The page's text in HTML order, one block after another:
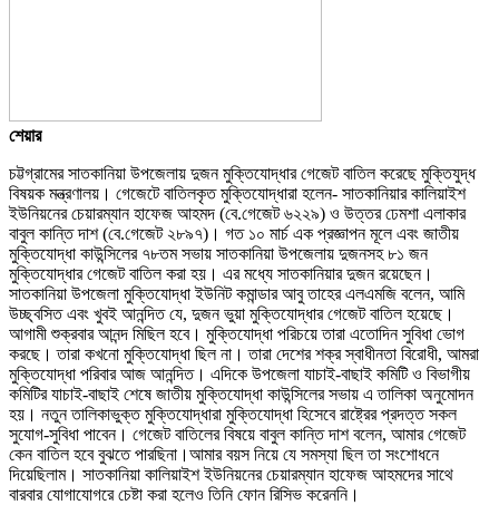
শেয়ার
চট্টগ্রামের সাতকানিয়া উপজেলায় দুজন মুক্তিযোদ্ধার গেজেট বাতিল করেছে মুক্তিযুদ্ধ
বিষয়ক মন্ত্রণালয়। গেজেটে বাতিলকৃত মুক্তিযোদ্ধারা হলেন- সাতকানিয়ার কালিয়াইশ
ইউনিয়নের চেয়ারম্যান হাফেজ আহমদ (বে.গেজেট ৬২২৯) ও উত্তর ঢেমশা এলাকার
বাবুল কান্তি দাশ (বে.গেজেট ২৮৯৭)। গত ১০ মার্চ এক প্রজ্ঞাপন মূলে এবং জাতীয়
মুক্তিযোদ্ধা কাউন্সিলের ৭৮তম সভায় সাতকানিয়া উপজেলায় দুজনসহ ৮১ জন
মুক্তিযোদ্ধার গেজেট বাতিল করা হয়। এর মধ্যে সাতকানিয়ার দুজন রয়েছেন।
সাতকানিয়া উপজেলা মুক্তিযোদ্ধা ইউনিট কমান্ডার আবু তাহের এলএমজি বলেন, আমি
উচ্ছ্বসিত এবং খুবই আনন্দিত যে, দুজন ভুয়া মুক্তিযোদ্ধার গেজেট বাতিল হয়েছে।
আগামী শুক্রবার আনন্দ মিছিল হবে। মুক্তিযোদ্ধা পরিচয়ে তারা এতোদিন সুবিধা ভোগ
করছে। তারা কখনো মুক্তিযোদ্ধা ছিল না। তারা দেশের শক্র স্বাধীনতা বিরোধী, আমরা
মুক্তিযোদ্ধা পরিবার আজ আনন্দিত। এদিকে উপজেলা যাচাই-বাছাই কমিটি ও বিভাগীয়
কমিটির যাচাই-বাছাই শেষে জাতীয় মুক্তিযোদ্ধা কাউন্সিলের সভায় এ তালিকা অনুমোদন
হয়। নতুন তালিকাভুক্ত মুক্তিযোদ্ধারা মুক্তিযোদ্ধা হিসেবে রাষ্ট্রের প্রদত্ত সকল
সুযোগ-সুবিধা পাবেন। গেজেট বাতিলের বিষয়ে বাবুল কান্তি দাশ বলেন, আমার গেজেট
কেন বাতিল হবে বুঝতে পারছিনা।আমার বয়স নিয়ে যে সমস্যা ছিল তা সংশোধনে
দিয়েছিলাম। সাতকানিয়া কালিয়াইশ ইউনিয়নের চেয়ারম্যান হাফেজ আহমদের সাথে
বারবার যোগাযোগরে চেষ্টা করা হলেও তিনি ফোন রিসিভ করেননি।